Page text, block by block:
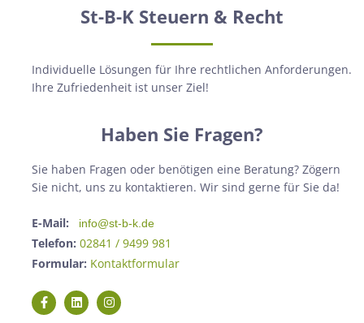
St-B-K Steuern & Recht
Individuelle Lösungen für Ihre rechtlichen Anforderungen.
Ihre Zufriedenheit ist unser Ziel!
Haben Sie Fragen?
Sie haben Fragen oder benötigen eine Beratung? Zögern
Sie nicht, uns zu kontaktieren. Wir sind gerne für Sie da!
E-Mail: info@st-b-k.de
Telefon: 02841 / 9499 981
Formular: Kontaktformular